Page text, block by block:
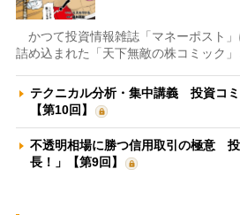
かつて投資情報雑誌「マネーポスト
詰め込まれた「天下無敵の株コミック
テクニカル分析・集中講義 投資コミ
【第10回】
不透明相場に勝つ信用取引の極意
長！」【第9回】